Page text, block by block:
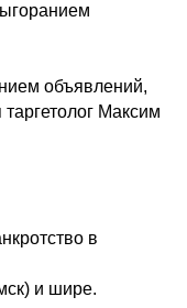
объявлений,
Максим
в
и шире.